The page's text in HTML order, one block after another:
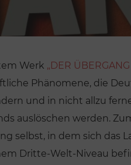
Werk „DER
Phänomene, die
und in nicht allzu
auslöschen werden.
selbst, in dem sich das
Dritte-Welt-Niveau